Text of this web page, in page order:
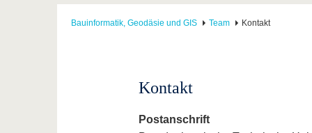
Strukturwandel
Nachwuchs
Bauinformatik, Geodäsie und GIS Team Kontakt
Kontakt
Postanschrift